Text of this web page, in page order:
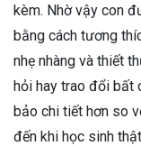
kèm. Nhờ vậy con
bằng cách tương
nhẹ nhàng và thiết
hỏi hay trao đổi bất
bảo chi tiết hơn so
đến khi học sinh